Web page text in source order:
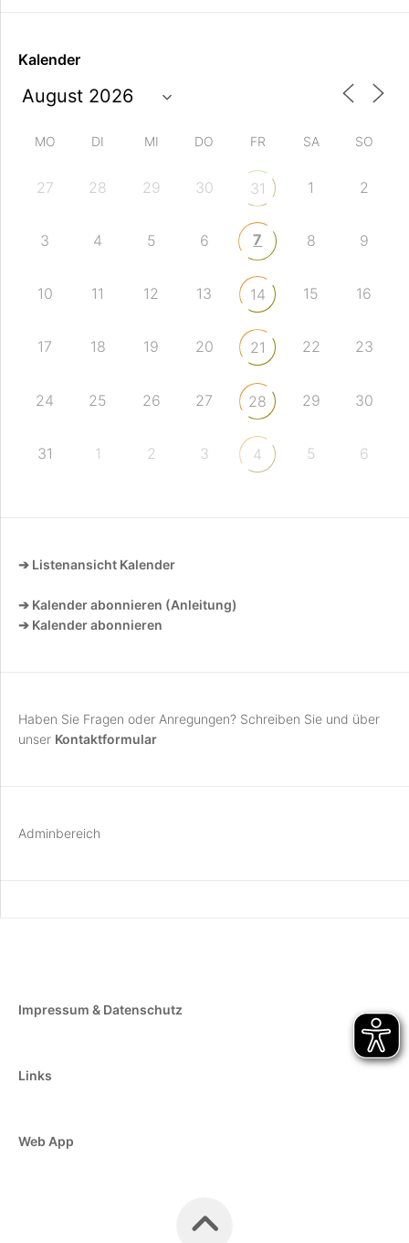
Kalender
MO DI MI DO FR SA SO
27 28 29 30 31 1 2
3 4 5 6 7 8 9
10 11 12 13 14 15 16
17 18 19 20 21 22 23
24 25 26 27 28 29 30
31 1 2 3 4 5 6
➔ Listenansicht Kalender
➔ Kalender abonnieren (Anleitung)
➔ Kalender abonnieren
Haben Sie Fragen oder Anregungen? Schreiben Sie und über
unser Kontaktformular
Adminbereich
Impressum & Datenschutz
Links
Web App